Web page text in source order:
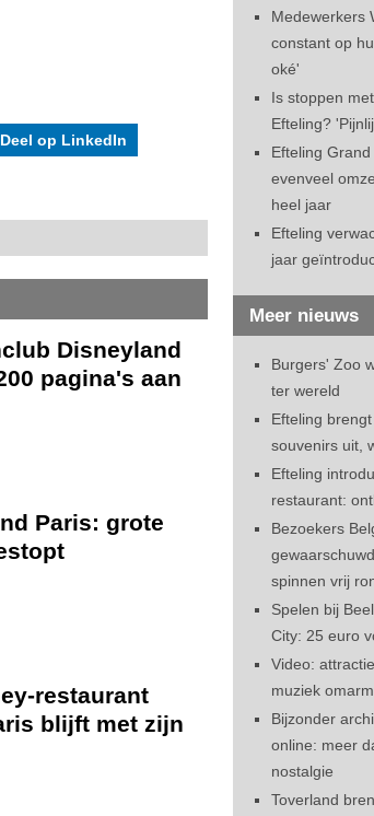
Deel op LinkedIn
Disneyland
pagina's aan
Paris: grote
restaurant
blijft met zijn
Medewerkers
constant op
oké'
Is stoppen
Efteling?
Efteling
evenveel
heel jaar
Efteling
jaar
Meer nieuws
Burgers' Zoo
ter wereld
Efteling
souvenirs uit,
Efteling
restaurant:
Bezoekers
spinnen vrij
Spelen bij
City: 25 euro
Video:
muziek
Bijzonder
online: meer
nostalgie
Toverland